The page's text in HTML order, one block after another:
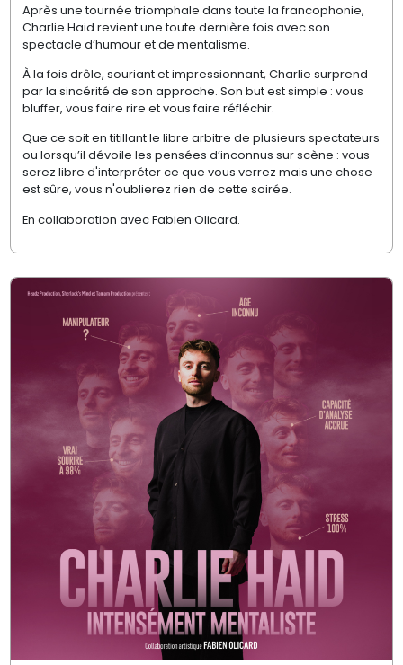
Après une tournée triomphale dans toute la francophonie,
Charlie Haid revient une toute dernière fois avec son
spectacle d’humour et de mentalisme.
À la fois drôle, souriant et impressionnant, Charlie surprend
par la sincérité de son approche. Son but est simple : vous
bluffer, vous faire rire et vous faire réfléchir.
Que ce soit en titillant le libre arbitre de plusieurs spectateurs
ou lorsqu’il dévoile les pensées d’inconnus sur scène : vous
serez libre d'interpréter ce que vous verrez mais une chose
est sûre, vous n'oublierez rien de cette soirée.
En collaboration avec Fabien Olicard.